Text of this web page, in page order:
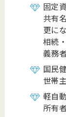
固定
共有
更に
相続
義務
国民
世帯
軽自
所有